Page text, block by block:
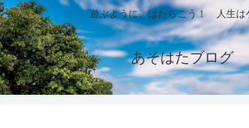
遊ぶように、はたらこう！ 人生は
あそはたブログ